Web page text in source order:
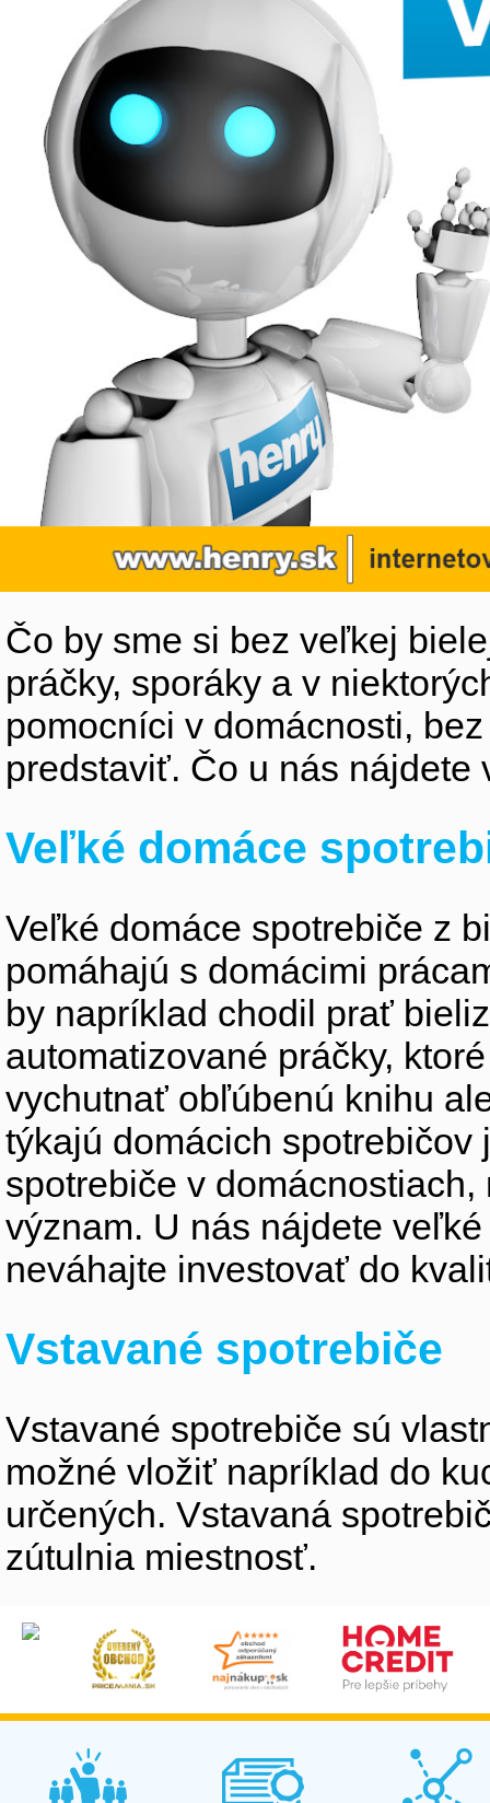
Čo by sme si bez veľkej
práčky, sporáky a v
pomocníci v domácnosti,
predstaviť. Čo u nás
Veľké domáce
Veľké domáce spotrebiče z
pomáhajú s domácimi
by napríklad chodil prať
automatizované práčky,
vychutnať obľúbenú knihu
týkajú domácich
spotrebiče v
význam. U nás nájdete
neváhajte investovať do
Vstavané spotrebiče
Vstavané spotrebiče sú
možné vložiť napríklad do
určených. Vstavaná
zútulnia miestnosť.